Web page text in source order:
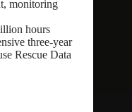
monitoring
hours
three-year
Rescue Data